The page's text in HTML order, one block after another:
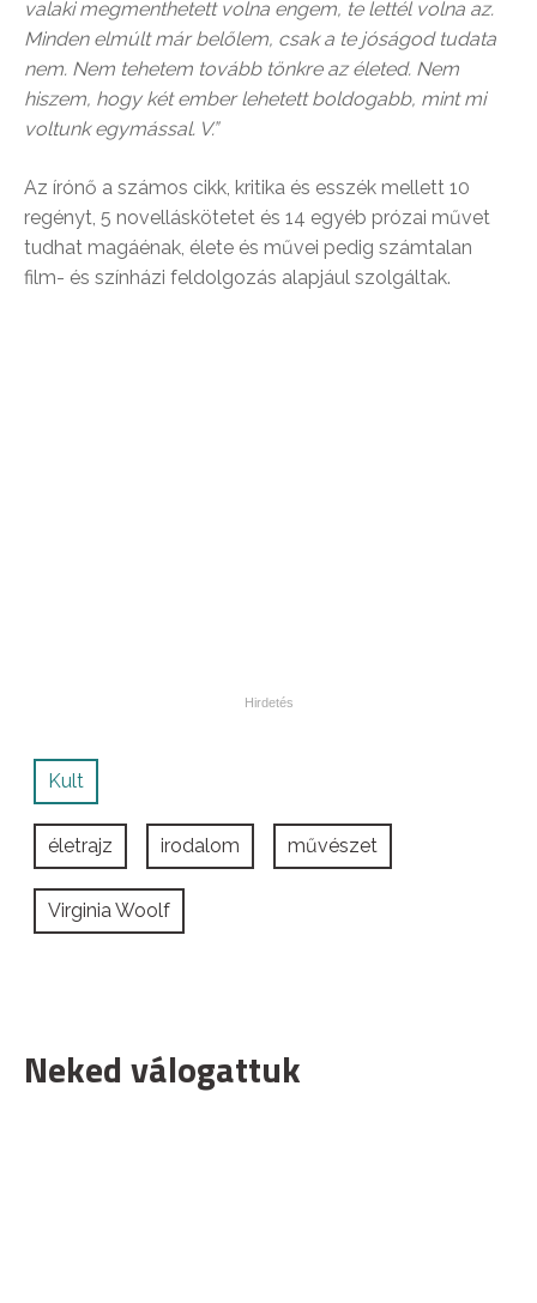
valaki megmenthetett volna engem, te lettél volna az.
Minden elmúlt már belőlem, csak a te jóságod tudata
nem. Nem tehetem tovább tönkre az életed. Nem
hiszem, hogy két ember lehetett boldogabb, mint mi
voltunk egymással. V.”
Az írónő a számos cikk, kritika és esszék mellett 10
regényt, 5 novelláskötetet és 14 egyéb prózai művet
tudhat magáénak, élete és művei pedig számtalan
film- és színházi feldolgozás alapjául szolgáltak.
Kult
életrajz irodalom művészet
Virginia Woolf
Neked válogattuk